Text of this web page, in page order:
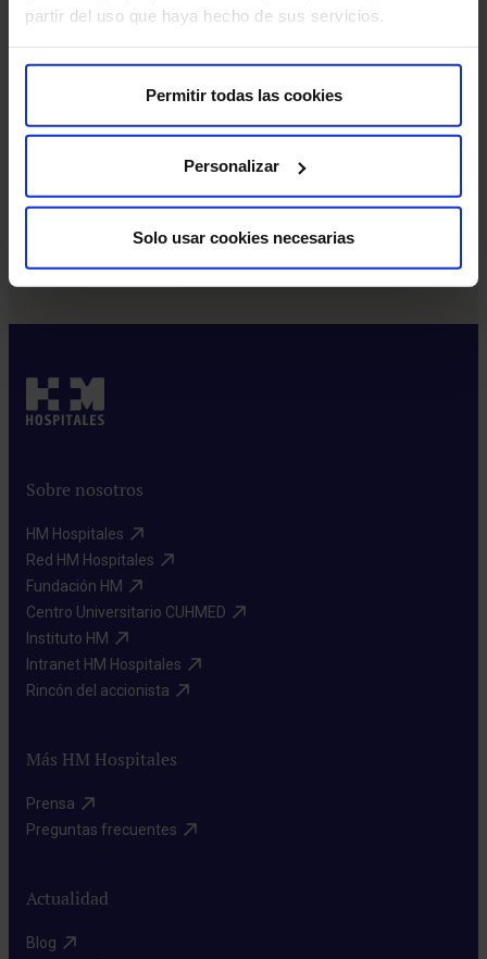
partir del uso que haya hecho de sus servicios.
Permitir todas las cookies
Personalizar
Solo usar cookies necesarias
¿Tienes más dudas?
a resolver tus dudas.
Sobre nosotros
HM Hospitales​
Red HM Hospitales​
Fundación HM​
Centro Universitario CUHMED​
Instituto HM​
Intranet HM Hospitales​
Rincón del accionista​
Más HM Hospitales
Prensa​
Preguntas frecuentes​
Actualidad
Blog​